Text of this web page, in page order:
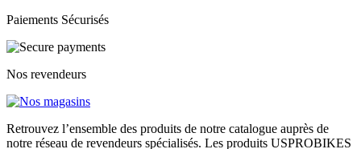
Paiements Sécurisés
Nos revendeurs
Retrouvez l’ensemble des produits de notre catalogue auprès de
notre réseau de revendeurs spécialisés. Les produits USPROBIKES